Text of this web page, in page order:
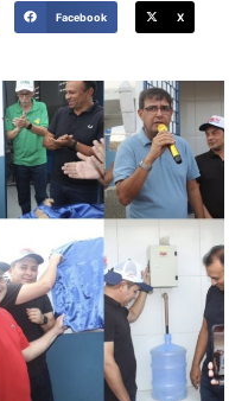
Facebook X